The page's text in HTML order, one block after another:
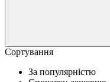
Сортування
За популярністю